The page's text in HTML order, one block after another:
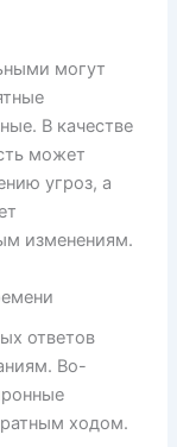
могут
В качестве
может
угроз, а
изменениям.
ответов
Во-
ходом.